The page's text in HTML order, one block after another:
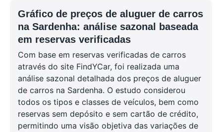
Gráfico de preços de aluguer de carros
na Sardenha: análise sazonal baseada
em reservas verificadas
Com base em reservas verificadas de carros
através do site FindYCar, foi realizada uma
análise sazonal detalhada dos preços de aluguer
de carros na Sardenha. O estudo considerou
todos os tipos e classes de veículos, bem como
reservas sem depósito e sem cartão de crédito,
permitindo uma visão objetiva das variações de